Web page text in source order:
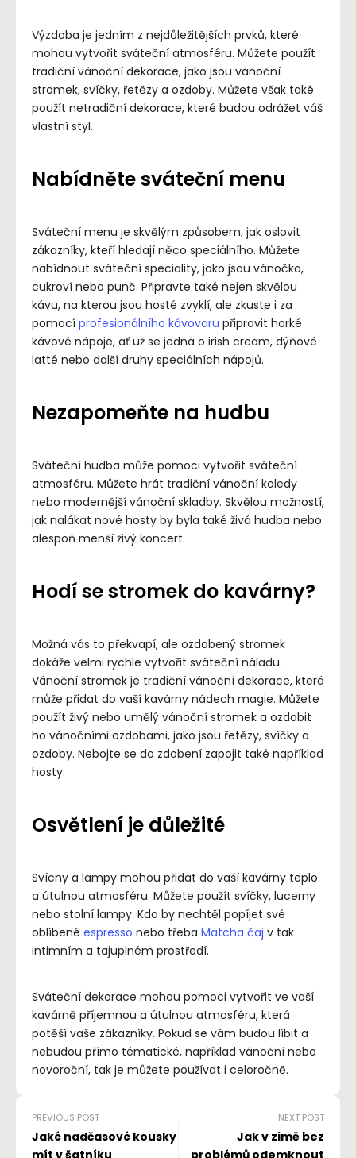
Výzdoba je jedním z nejdůležitějších prvků, které
mohou vytvořit sváteční atmosféru. Můžete použít
tradiční vánoční dekorace, jako jsou vánoční
stromek, svíčky, řetězy a ozdoby. Můžete však také
použít netradiční dekorace, které budou odrážet váš
vlastní styl.
Nabídněte sváteční menu
Sváteční menu je skvělým způsobem, jak oslovit
zákazníky, kteří hledají něco speciálního. Můžete
nabídnout sváteční speciality, jako jsou vánočka,
cukroví nebo punč. Připravte také nejen skvělou
kávu, na kterou jsou hosté zvyklí, ale zkuste i za
pomocí profesionálního kávovaru připravit horké
kávové nápoje, ať už se jedná o irish cream, dýňové
latté nebo další druhy speciálních nápojů.
Nezapomeňte na hudbu
Sváteční hudba může pomoci vytvořit sváteční
atmosféru. Můžete hrát tradiční vánoční koledy
nebo modernější vánoční skladby. Skvělou možností,
jak nalákat nové hosty by byla také živá hudba nebo
alespoň menší živý koncert.
Hodí se stromek do kavárny?
Možná vás to překvapí, ale ozdobený stromek
dokáže velmi rychle vytvořit sváteční náladu.
Vánoční stromek je tradiční vánoční dekorace, která
může přidat do vaší kavárny nádech magie. Můžete
použít živý nebo umělý vánoční stromek a ozdobit
ho vánočními ozdobami, jako jsou řetězy, svíčky a
ozdoby. Nebojte se do zdobení zapojit také například
hosty.
Osvětlení je důležité
Svícny a lampy mohou přidat do vaší kavárny teplo
a útulnou atmosféru. Můžete použít svíčky, lucerny
nebo stolní lampy. Kdo by nechtěl popíjet své
oblíbené espresso nebo třeba Matcha čaj v tak
intimním a tajuplném prostředí.
Sváteční dekorace mohou pomoci vytvořit ve vaší
kavárně příjemnou a útulnou atmosféru, která
potěší vaše zákazníky. Pokud se vám budou líbit a
nebudou přímo tématické, například vánoční nebo
novoroční, tak je můžete používat i celoročně.
PREVIOUS POST
Jaké nadčasové kousky
NEXT POST
Jak v zimě bez